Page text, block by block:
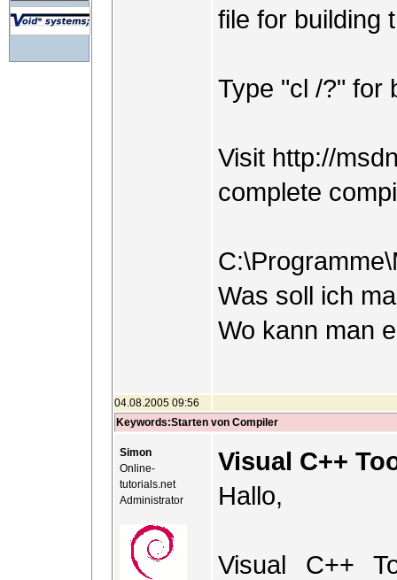
file for building
Type "cl /?" for
Visit http://
complete
Was soll ich
Wo kann man
04.08.2005 09:56
Keywords:Starten von Compiler
Simon
Online-
tutorials.net
Administrator
Visual C++
Hallo,
Visual C++